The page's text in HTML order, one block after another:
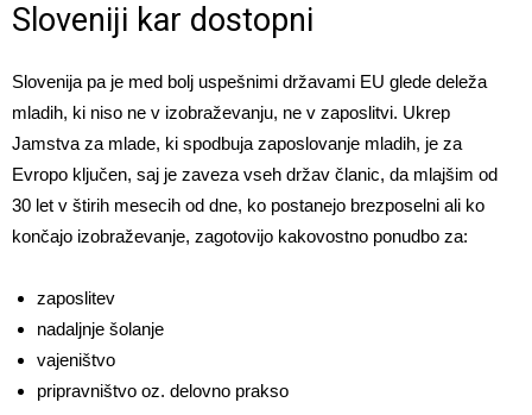
Sloveniji kar dostopni
Slovenija pa je med bolj uspešnimi državami EU glede deleža
mladih, ki niso ne v izobraževanju, ne v zaposlitvi. Ukrep
Jamstva za mlade, ki spodbuja zaposlovanje mladih, je za
Evropo ključen, saj je zaveza vseh držav članic, da mlajšim od
30 let v štirih mesecih od dne, ko postanejo brezposelni ali ko
končajo izobraževanje, zagotovijo kakovostno ponudbo za:
zaposlitev
nadaljnje šolanje
vajeništvo
pripravništvo oz. delovno prakso